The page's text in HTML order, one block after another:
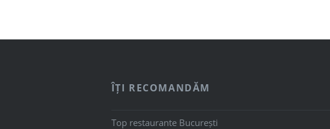
ÎȚI RECOMANDĂM
Top restaurante București